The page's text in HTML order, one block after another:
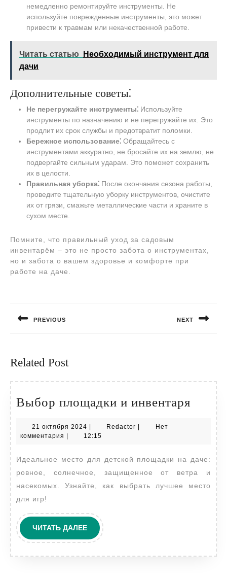
немедленно ремонтируйте инструменты. Не
используйте поврежденные инструменты, это может
привести к травмам или некачественной работе.
Читать статью
Необходимый инструмент для
дачи
Дополнительные советы⁚
Не перегружайте инструменты⁚ Используйте
инструменты по назначению и не перегружайте их. Это
продлит их срок службы и предотвратит поломки.
Бережное использование⁚ Обращайтесь с
инструментами аккуратно, не бросайте их на землю, не
подвергайте сильным ударам. Это поможет сохранить
их в целости.
Правильная уборка⁚ После окончания сезона работы,
проведите тщательную уборку инструментов, очистите
их от грязи, смажьте металлические части и храните в
сухом месте.
Помните, что правильный уход за садовым
инвентарём – это не просто забота о инструментах,
но и забота о вашем здоровье и комфорте при
работе на даче.
записям
PREVIOUS NEXT
Related Post
Выбор площадки и инвентаря
21 октября 2024 21
октября
Redactor Redactor
Нет
комментария
12:15
Идеальное место для детской площадки на даче:
ровное, солнечное, защищенное от ветра и
насекомых. Узнайте, как выбрать лучшее место
для игр!
ЧИТАТЬ ДАЛЕЕЧИТАТЬ
ДАЛЕЕ